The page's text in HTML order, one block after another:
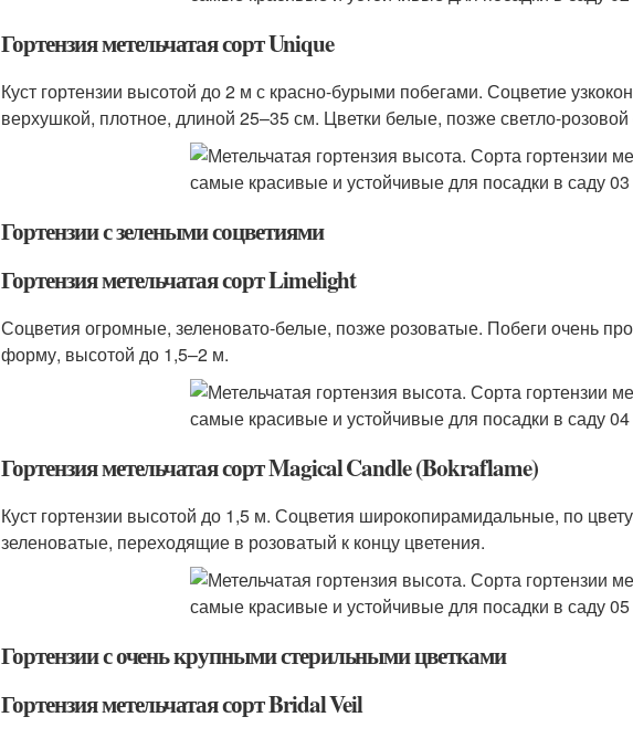
Гортензия метельчатая сорт Unique
Куст гортензии высотой до 2 м с красно-бурыми побегами. Соцветие
верхушкой, плотное, длиной 25–35 см. Цветки белые, позже светло-розовой
Гортензии с зелеными соцветиями
Гортензия метельчатая сорт Limelight
Соцветия огромные, зеленовато-белые, позже розоватые. Побеги очень
форму, высотой до 1,5–2 м.
Гортензия метельчатая сорт Magical Candle (Bokraflame)
Куст гортензии высотой до 1,5 м. Соцветия широкопирамидальные, по
зеленоватые, переходящие в розоватый к концу цветения.
Гортензии с очень крупными стерильными цветками
Гортензия метельчатая сорт Bridal Veil